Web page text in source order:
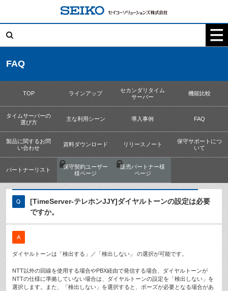
索:
FAQ
TOP ラインアップ
セカンダリタイム
サーバー
機能比較
タイムサーバーの
選び方
主な利用シーン 導入事例 FAQ
製品に関するお問
い合わせ
資料ダウンロード リリースノート
保守サポートにつ
いて
パートナーリスト
保守契約ユーザー
様ページ
販売パートナー様
ページ
[TimeServer-テレホンJJY]ダイヤルトーンの設定は必要
ですか。
ダイヤルトーンは「検出する」／「検出しない」 の選択が可能です。
NTT以外の回線を使用する場合やPBX経由で発信する場合、ダイヤルトーンが
NTTの仕様に準拠していない場合は、ダイヤルトーンの設定を「検出しない」を
選択します。また、「検出しない」を選択すると、ポーズが必要となる場合があ